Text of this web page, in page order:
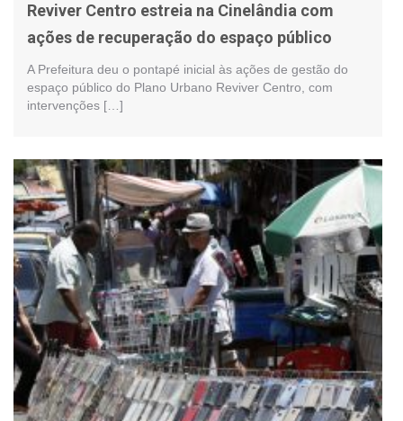
Reviver Centro estreia na Cinelândia com
ações de recuperação do espaço público
A Prefeitura deu o pontapé inicial às ações de gestão do
espaço público do Plano Urbano Reviver Centro, com
intervenções […]